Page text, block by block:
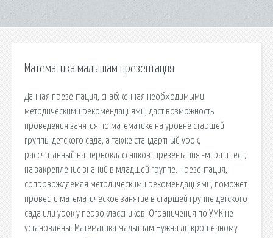
Математика малышам презентация
Данная презентация, снабженная необходимыми
методическими рекомендациями, даст возможность
проведения занятия по математике на уровне старшей
группы детского сада, а также стандартный урок,
рассчитанный на первоклассников. презентация -мгра и тест,
на закрепление знаний в младшей группе. Презентация,
сопровождаемая методическими рекомендациями, поможет
провести математическое занятие в старшей группе детского
сада или урок у первоклассников. Ограничения по УМК не
установлены. Математика малышам Нужна ли крошечному